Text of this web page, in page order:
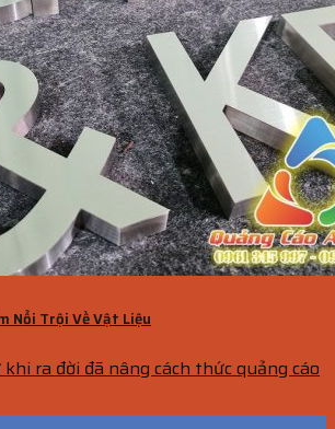
Nổi Trội Về Vật Liệu
ra đời đã nâng cách thức quảng cáo